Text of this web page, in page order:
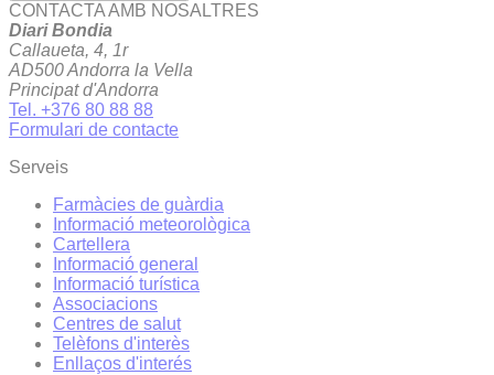
CONTACTA AMB NOSALTRES
Diari Bondia
Callaueta, 4, 1r
AD500 Andorra la Vella
Principat d'Andorra
Tel. +376 80 88 88
Formulari de contacte
Serveis
Farmàcies de guàrdia
Informació meteorològica
Cartellera
Informació general
Informació turística
Associacions
Centres de salut
Telèfons d'interès
Enllaços d'interés